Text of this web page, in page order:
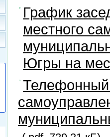
График
местного
Югры на
Телефонный